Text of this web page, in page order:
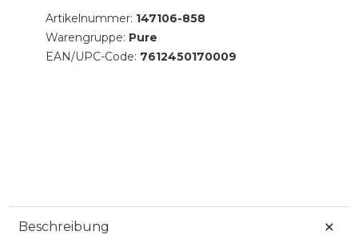
Artikelnummer: 147106-858
Warengruppe: Pure
EAN/UPC-Code: 7612450170009
Beschreibung